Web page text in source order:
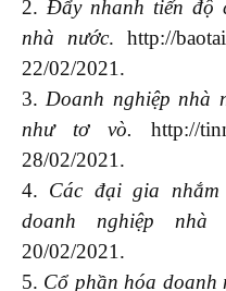
2. Đẩy nhanh tiến độ
nhà nước. http://
22/02/2021.
3. Doanh nghiệp nhà
như tơ vò. http://
28/02/2021.
4. Các đại gia
doanh nghiệp nhà
20/02/2021.
5. Cổ phần hóa doanh